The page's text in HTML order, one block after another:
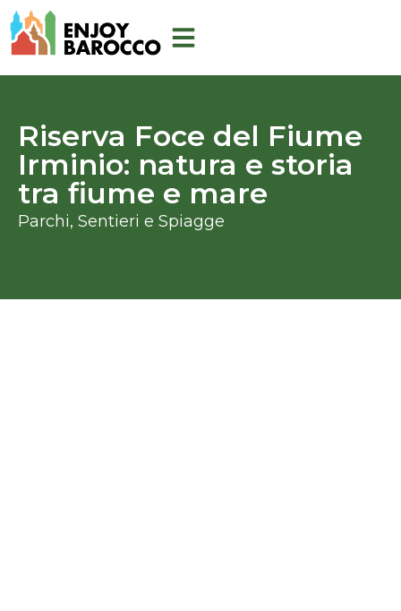
al
Riserva Foce del Fiume
Irminio: natura e storia
tra fiume e mare
Parchi, Sentieri e Spiagge